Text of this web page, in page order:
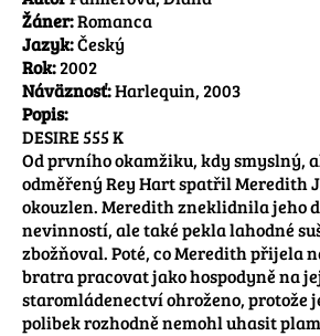
Žáner:Romanca
Jazyk:Český
Rok:2002
Náväznosť:Harlequin, 2003
Popis:
DESIRE 555 K
Od prvního okamžiku, kdy smyslný,
odměřený Rey Hart spatřil Meredith
okouzlen. Meredith zneklidnila jeho
nevinností, ale také pekla lahodné
zbožňoval. Poté, co Meredith přijela
bratra pracovat jako hospodyně na
staromládenectví ohroženo, protože
polibek rozhodně nemohl uhasit